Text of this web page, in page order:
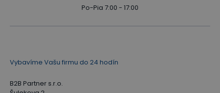
Po-Pia 7:00 - 17:00
Vybavíme Vašu firmu do 24 hodín
B2B Partner s.r.o.